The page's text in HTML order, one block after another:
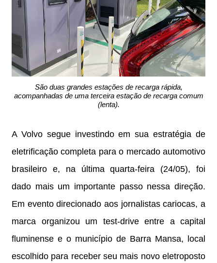
São duas grandes estações de recarga rápida,
acompanhadas de uma terceira estação de recarga comum
(lenta).
A Volvo segue investindo em sua estratégia de
eletrificação completa para o mercado automotivo
brasileiro e, na última quarta-feira (24/05), foi
dado mais um importante passo nessa direção.
Em evento direcionado aos jornalistas cariocas, a
marca organizou um test-drive entre a capital
fluminense e o município de Barra Mansa, local
escolhido para receber seu mais novo eletroposto